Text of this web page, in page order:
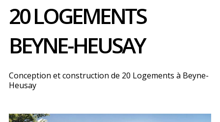
20 LOGEMENTS
BEYNE-HEUSAY
Conception et construction de 20 Logements à Beyne-
Heusay